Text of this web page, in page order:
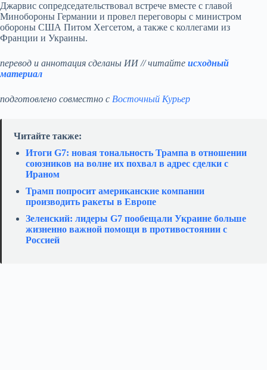
Джарвис сопредседательствовал встрече вместе с главой
Минобороны Германии и провел переговоры с министром
обороны США Питом Хегсетом, а также с коллегами из
Франции и Украины.
перевод и аннотация сделаны ИИ // читайте исходный
материал
подготовлено совместно с Восточный Курьер
Читайте также:
Итоги G7: новая тональность Трампа в отношении
союзников на волне их похвал в адрес сделки с
Ираном
Трамп попросит американские компании
производить ракеты в Европе
Зеленский: лидеры G7 пообещали Украине больше
жизненно важной помощи в противостоянии с
Россией